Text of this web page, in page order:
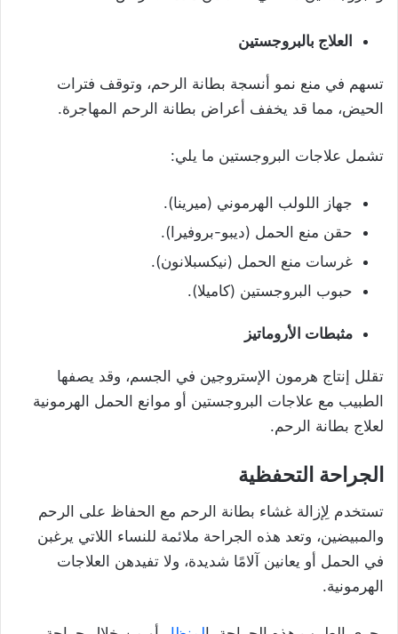
العلاج بالبروجستين
تسهم في منع نمو أنسجة بطانة الرحم، وتوقف فترات
الحيض، مما قد يخفف أعراض بطانة الرحم المهاجرة.
تشمل علاجات البروجستين ما يلي:
جهاز اللولب الهرموني (ميرينا).
حقن منع الحمل (ديبو-بروفيرا).
غرسات منع الحمل (نيكسبلانون).
حبوب البروجستين (كاميلا).
مثبطات الأروماتيز
تقلل إنتاج هرمون الإستروجين في الجسم، وقد يصفها
الطبيب مع علاجات البروجستين أو موانع الحمل الهرمونية
لعلاج بطانة الرحم.
الجراحة التحفظية
تستخدم لِإزالة غشاء بطانة الرحم مع الحفاظ على الرحم
والمبيضين، وتعد هذه الجراحة ملائمة للنساء اللاتي يرغبن
في الحمل أو يعانين آلامًا شديدة، ولا تفيدهن العلاجات
الهرمونية.